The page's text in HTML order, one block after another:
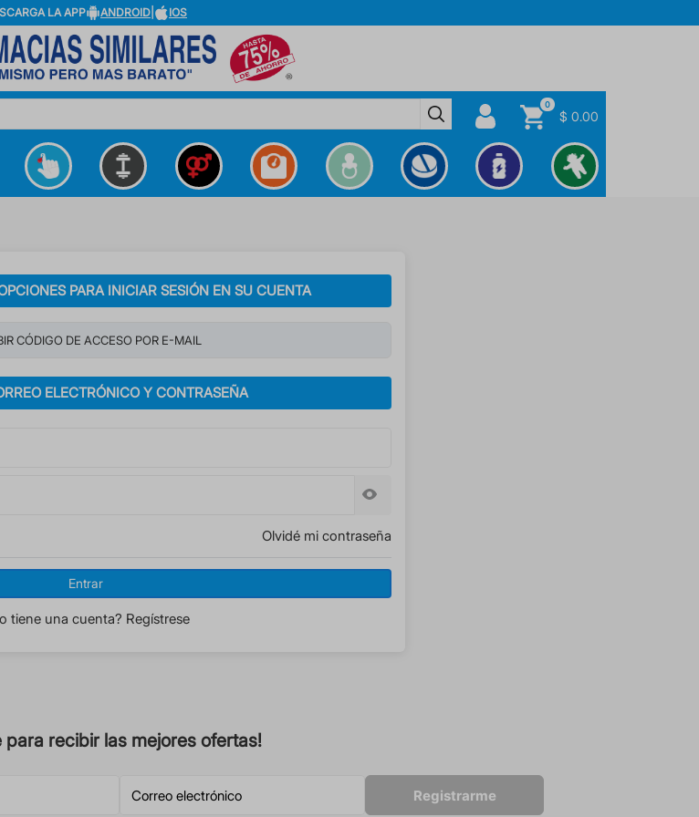
LA APP ANDROID IOS
0
$ 0.00
PARA INICIAR SESIÓN EN SU CUENTA
CÓDIGO DE ACCESO POR E-MAIL
ELECTRÓNICO Y CONTRASEÑA
Olvidé mi contraseña
Entrar
tiene una cuenta? Regístrese
para recibir las mejores ofertas!
Registrarme